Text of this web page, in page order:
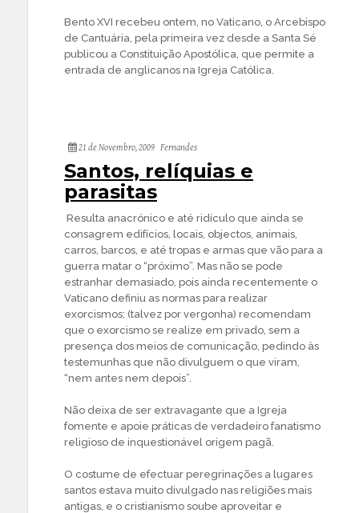
Bento XVI recebeu ontem, no Vaticano, o Arcebispo
de Cantuária, pela primeira vez desde a Santa Sé
publicou a Constituição Apostólica, que permite a
entrada de anglicanos na Igreja Católica.
21 de Novembro, 2009 Fernandes
Santos, relíquias e
parasitas
Resulta anacrónico e até ridículo que ainda se
consagrem edifícios, locais, objectos, animais,
carros, barcos, e até tropas e armas que vão para a
guerra matar o “próximo”. Mas não se pode
estranhar demasiado, pois ainda recentemente o
Vaticano definiu as normas para realizar
exorcismos; (talvez por vergonha) recomendam
que o exorcismo se realize em privado, sem a
presença dos meios de comunicação, pedindo às
testemunhas que não divulguem o que viram,
“nem antes nem depois”.
Não deixa de ser extravagante que a Igreja
fomente e apoie práticas de verdadeiro fanatismo
religioso de inquestionável origem pagã.
O costume de efectuar peregrinações a lugares
santos estava muito divulgado nas religiões mais
antigas, e o cristianismo soube aproveitar e